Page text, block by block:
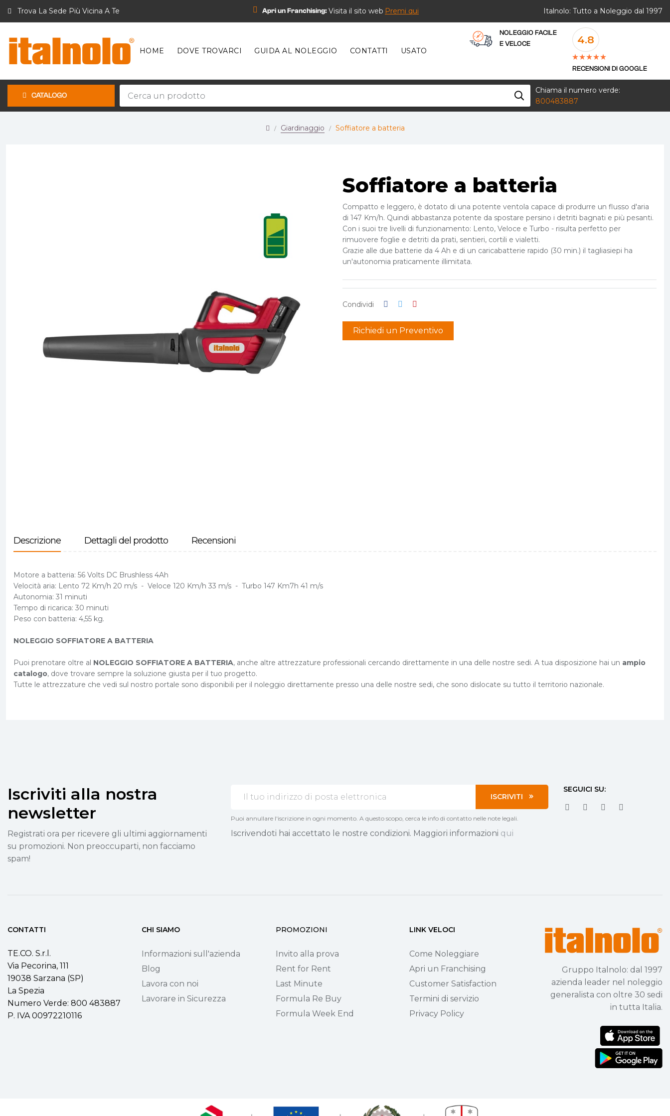
Trova La Sede Più Vicina A Te Apri un Franchising:Visita il sito web Premi qui Italnolo: Tutto a Noleggio dal 1997
HOME DOVE TROVARCI GUIDA AL NOLEGGIO CONTATTI USATO
NOLEGGIO FACILE
E VELOCE
4.8
RECENSIONI DI GOOGLE
CATALOGO
Chiama il numero verde:
800483887
Giardinaggio Soffiatore a batteria
Soffiatore a batteria
Compatto e leggero, è dotato di una potente ventola capace di produrre un flusso d'aria
di 147 Km/h. Quindi abbastanza potente da spostare persino i detriti bagnati e più pesanti.
Con i suoi tre livelli di funzionamento: Lento, Veloce e Turbo - risulta perfetto per
rimuovere foglie e detriti da prati, sentieri, cortili e vialetti.
Grazie alle due batterie da 4 Ah e di un caricabatterie rapido (30 min.) il tagliasiepi ha
un'autonomia praticamente illimitata.
Condividi
Richiedi un Preventivo
Descrizione Dettagli del prodotto Recensioni
Motore a batteria: 56 Volts DC Brushless 4Ah
Velocità aria: Lento 72 Km/h 20 m/s - Veloce 120 Km/h 33 m/s - Turbo 147 Km7h 41 m/s
Autonomia: 31 minuti
Tempo di ricarica: 30 minuti
Peso con batteria: 4,55 kg.
NOLEGGIO SOFFIATORE A BATTERIA
Puoi prenotare oltre al NOLEGGIO SOFFIATORE A BATTERIA, anche altre attrezzature professionali cercando direttamente in una delle nostre sedi. A tua disposizione hai un ampio
catalogo, dove trovare sempre la soluzione giusta per il tuo progetto.
Tutte le attrezzature che vedi sul nostro portale sono disponibili per il noleggio direttamente presso una delle nostre sedi, che sono dislocate su tutto il territorio nazionale.
Iscriviti alla nostra
newsletter
Registrati ora per ricevere gli ultimi aggiornamenti
su promozioni. Non preoccuparti, non facciamo
spam!
ISCRIVITI
Puoi annullare l'iscrizione in ogni momento. A questo scopo, cerca le info di contatto nelle note legali.
Iscrivendoti hai accettato le nostre condizioni. Maggiori informazioni qui
SEGUICI SU:
CONTATTI
TE.CO. S.r.l.
Via Pecorina, 111
19038 Sarzana (SP)
La Spezia
Numero Verde: 800 483887
P. IVA 00972210116
CHI SIAMO
Informazioni sull'azienda
Blog
Lavora con noi
Lavorare in Sicurezza
PROMOZIONI
Invito alla prova
Rent for Rent
Last Minute
Formula Re Buy
Formula Week End
LINK VELOCI
Come Noleggiare
Apri un Franchising
Customer Satisfaction
Termini di servizio
Privacy Policy
Gruppo Italnolo: dal 1997
azienda leader nel noleggio
generalista con oltre 30 sedi
in tutta Italia.